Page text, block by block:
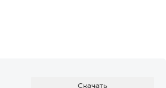
Скачать